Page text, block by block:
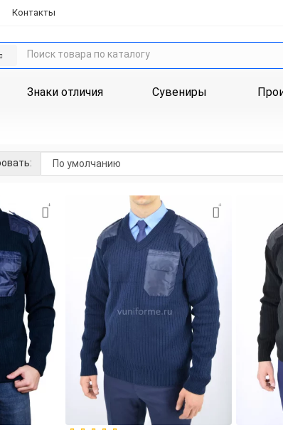
Контакты
Знаки отличия Сувениры